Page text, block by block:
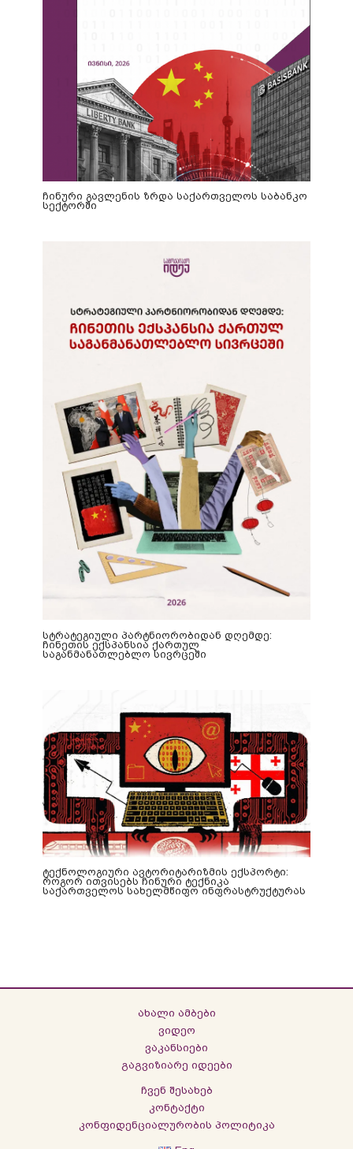
ჩინური გავლენის ზრდა საქართველოს საბანკო
სექტორში
სტრატეგიული პარტნიორობიდან დღემდე:
ჩინეთის ექსპანსია ქართულ
საგანმანათლებლო სივრცეში
ტექნოლოგიური ავტორიტარიზმის ექსპორტი:
როგორ ითვისებს ჩინური ტექნიკა
საქართველოს სახელმწიფო ინფრასტრუქტურას
ახალი ამბები
ვიდეო
ვაკანსიები
გაგვიზიარე იდეები
ჩვენ შესახებ
კონტაქტი
კონფიდენციალურობის პოლიტიკა